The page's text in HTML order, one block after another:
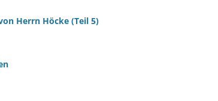
Herrn Höcke (Teil 5)